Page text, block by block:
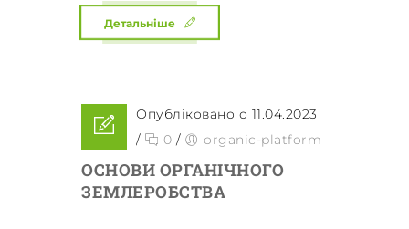
Детальніше
Опубліковано о 11.04.2023
/
0 / organic-platform
ОСНОВИ ОРГАНІЧНОГО
ЗЕМЛЕРОБСТВА